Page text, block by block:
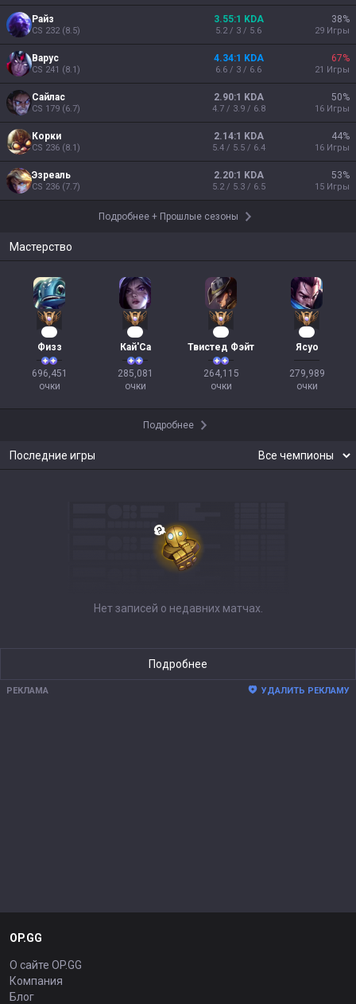
Райз
CS 232(8.5)
3.55:1 KDA
5.2 / 3 / 5.6
38%
29 Игры
Варус
CS 241 (8.1)
4.34:1 KDA
6.6 / 3 / 6.6
67%
21 Игры
Сайлас
CS 179 (6.7)
2.90:1 KDA
4.7 / 3.9 / 6.8
50%
16 Игры
Корки
CS 236 (8.1)
2.14:1 KDA
5.4 / 5.5 / 6.4
44%
16 Игры
Эзреаль
CS 236 (7.7)
2.20:1 KDA
5.2 / 5.3 / 6.5
53%
15 Игры
Подробнее + Прошлые сезоны
Мастерство
Физз
696,451
очки
Кай'Са
285,081
очки
Твистед Фэйт
264,115
очки
Ясуо
279,989
очки
Подробнее
Последние игры
Нет записей о недавних матчах.
Подробнее
РЕКЛАМА УДАЛИТЬ РЕКЛАМУ
OP.GG
О сайте OP.GG
Компания
Блог